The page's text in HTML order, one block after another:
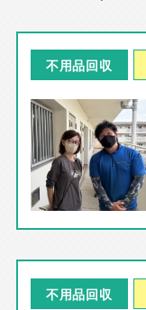
不用品回収
不用品回収